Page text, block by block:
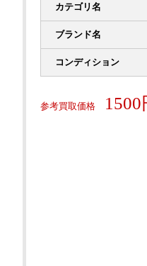
カテゴリ名
ブランド名
コンディション
参考買取価格